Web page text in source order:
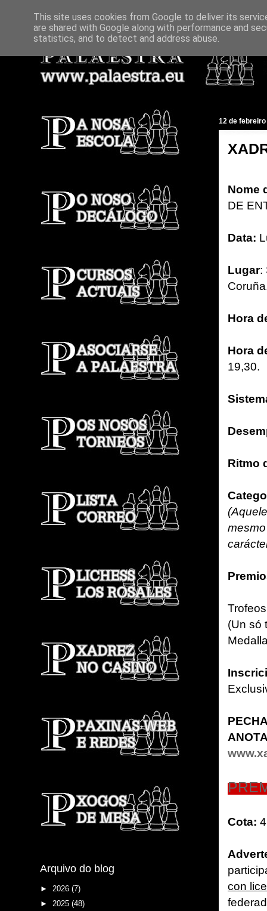
12 de febreiro
Nome
DE
Data:
Lugar:
Hora
Hora
19,30.
Ritmo
(Un só
Cota:
con
Arquivo do blog
► 2026 (7)
► 2025 (48)
This site uses cookies from Google to deliver its
are shared with Google along with performance and
statistics, and to detect and address abuse.